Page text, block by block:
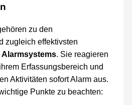
zu den
zugleich effektivsten
Alarmsystems. Sie reagieren
Erfassungsbereich und
Aktivitäten sofort Alarm aus.
Punkte zu beachten: